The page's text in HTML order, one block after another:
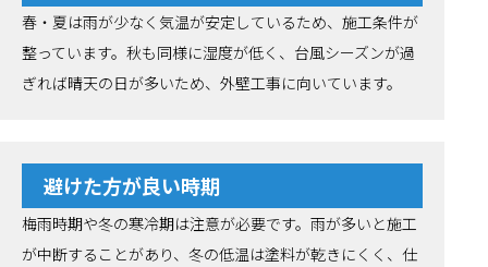
春・夏は雨が少なく気温が安定しているため、施工条件が
整っています。秋も同様に湿度が低く、台風シーズンが過
ぎれば晴天の日が多いため、外壁工事に向いています。
避けた方が良い時期
梅雨時期や冬の寒冷期は注意が必要です。雨が多いと施工
が中断することがあり、冬の低温は塗料が乾きにくく、仕